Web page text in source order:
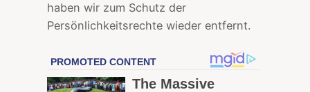
haben wir zum Schutz der
Persönlichkeitsrechte wieder entfernt.